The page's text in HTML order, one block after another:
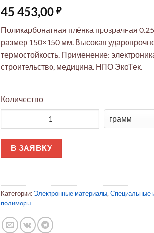
45 453,00 ₽
Поликарбонатная плёнка прозрачная
размер 150×150 мм. Высокая
термостойкость. Применение:
строительство, медицина. НПО ЭкоТек.
Количество
В ЗАЯВКУ
Категории: Электронные материалы, Специальные
полимеры